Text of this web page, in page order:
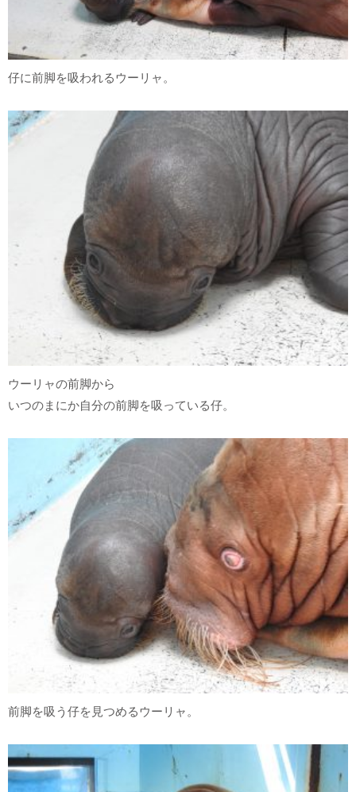
仔に前脚を吸われるウーリャ。
ウーリャの前脚から
いつのまにか自分の前脚を吸っている仔。
前脚を吸う仔を見つめるウーリャ。